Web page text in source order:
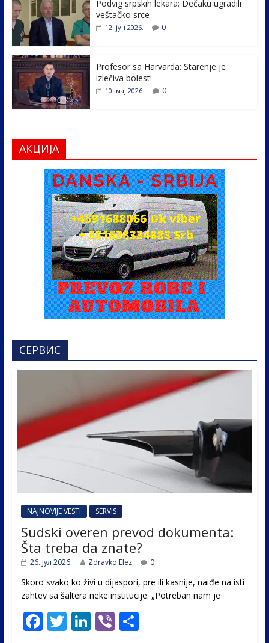
k
Podvig srpskih lekara: Dečaku ugradili
veštačko srce
12. јун 2026. 0
Profesor sa Harvarda: Starenje je
izlečiva bolest!
10. мај 2026. 0
АКЦИЈА
СЕРВИС
NAJNOVIJE VESTI SERVIS
Sudski overen prevod dokumenta:
Šta treba da znate?
26. јул 2026. Zdravko Elez 0
Skoro svako ko živi u dijaspori, pre ili kasnije, naiđe na isti
zahtev sa šaltera neke institucije: „Potreban nam je
F T Li Vi S